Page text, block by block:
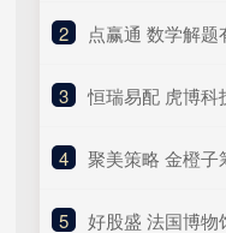
2 点赢通 数学解题有何关键？
3 恒瑞易配 虎博科技 CEO 卢
4 聚美策略 金橙子筹划收购
5 好股盛 法国博物馆惊天窃案！24岁中国女